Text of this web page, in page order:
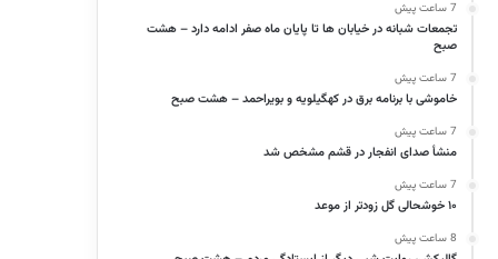
گروه‌های کالایی مشمول
با رویه جدید ارز اشخاص
– خبرگزاری مهر…
7 ساعت پیش
تجمعات شبانه در خیابان ها تا پایان ماه صفر ادامه دارد – هشت
صبح
7 ساعت پیش
خاموشی با برنامه برق در کهگیلویه و بویراحمد – هشت صبح
7 ساعت پیش
منشأ صدای انفجار در قشم مشخص شد
7 ساعت پیش
۱۰ خوشحالی گل زودتر از موعد
8 ساعت پیش